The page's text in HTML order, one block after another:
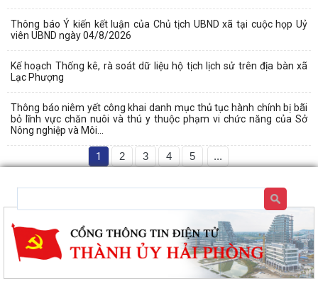
Thông báo Ý kiến kết luận của Chủ tịch UBND xã tại cuộc họp Uỷ
viên UBND ngày 04/8/2026
Kế hoạch Thống kê, rà soát dữ liệu hộ tịch lịch sử trên địa bàn xã
Lạc Phượng
Thông báo niêm yết công khai danh mục thủ tục hành chính bị bãi
bỏ lĩnh vực chăn nuôi và thú y thuộc phạm vi chức năng của Sở
Nông nghiệp và Môi...
1 2 3 4 5 ...